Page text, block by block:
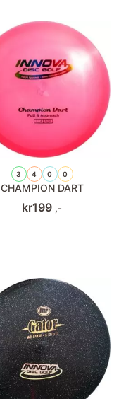
3 4 0 0
CHAMPION DART
kr199 ,-